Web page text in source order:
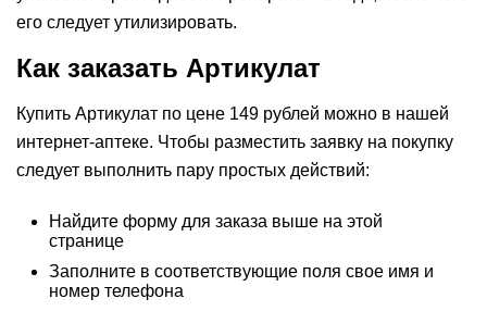
его следует утилизировать.
Как заказать Артикулат
Купить Артикулат по цене 149 рублей можно в нашей
интернет-аптеке. Чтобы разместить заявку на покупку
следует выполнить пару простых действий:
Найдите форму для заказа выше на этой
странице
Заполните в соответствующие поля свое имя и
номер телефона